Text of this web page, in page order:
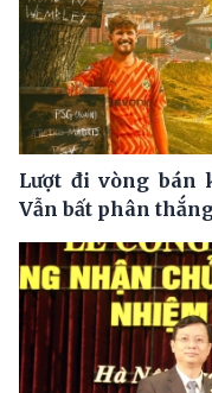
Lượt đi vòng bán
Vẫn bất phân